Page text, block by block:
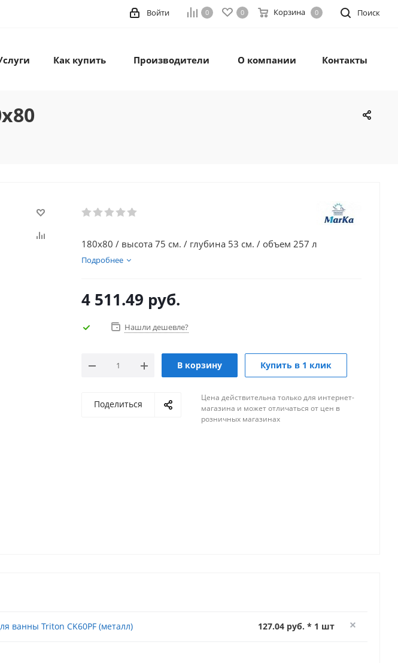
Поиск
0 0 Корзина 0
Войти
Как купить Производители О компании Контакты
180х80 / высота 75 см. / глубина 53 см. / объем 257 л
Подробнее
4 511.49 руб.
Нашли дешевле?
В корзину Купить в 1 клик
Поделиться
Цена действительна только для интернет-
магазина и может отличаться от цен в
розничных магазинах
ванны Triton CK60PF (металл) 127.04 руб. * 1 шт